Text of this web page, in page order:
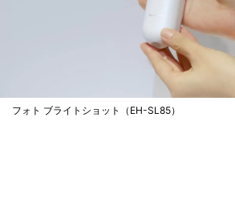
フォト ブライトショット（EH-SL85）